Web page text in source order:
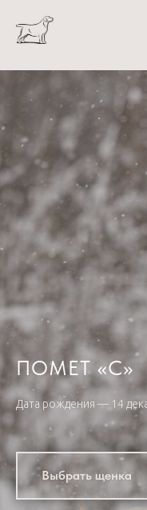
ПОМЕТ «С»
Дата рождения — 14
Выбрать щенка